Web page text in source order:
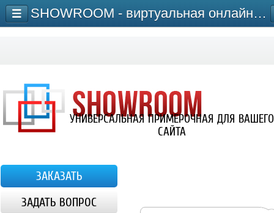
УНИВЕРСАЛЬНАЯ ПРИМЕРОЧНАЯ ДЛЯ ВАШЕГО
САЙТА
ЗАКАЗАТЬ
ЗАДАТЬ ВОПРОС
SHOWROOM - виртуальная онлайн-примерочная для сайта